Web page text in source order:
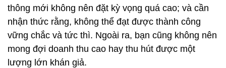
thông mới không nên đặt kỳ vọng quá cao; và cần
nhận thức rằng, không thể đạt được thành công
vững chắc và tức thì. Ngoài ra, bạn cũng không nên
mong đợi doanh thu cao hay thu hút được một
lượng lớn khán giả.